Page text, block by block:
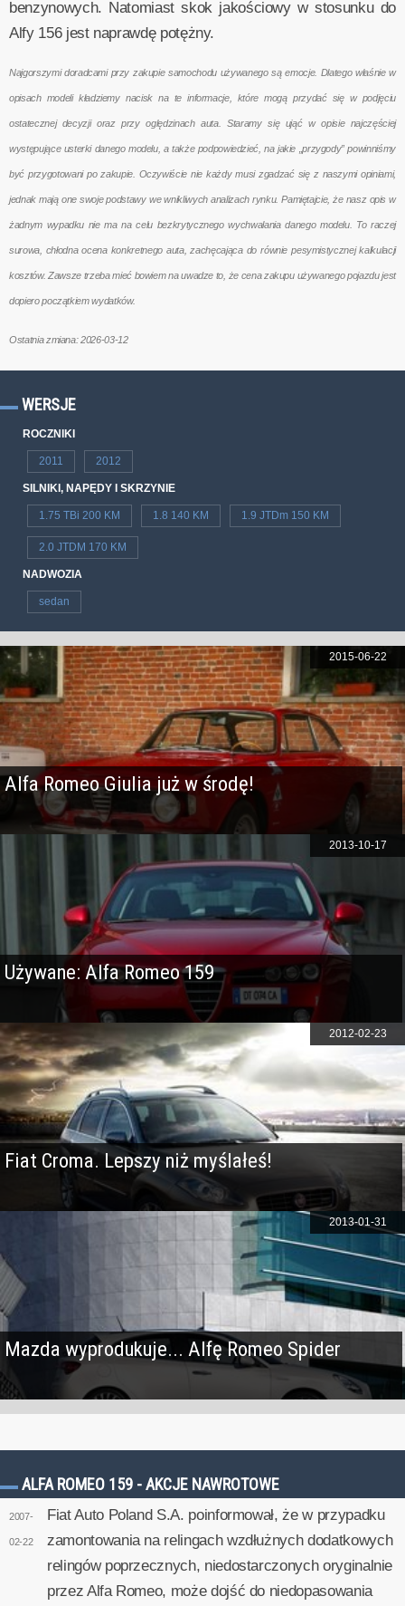
benzynowych. Natomiast skok jakościowy w stosunku do
Alfy 156 jest naprawdę potężny.
Najgorszymi doradcami przy zakupie samochodu używanego są emocje. Dlatego właśnie w
opisach modeli kładziemy nacisk na te informacje, które mogą przydać się w podjęciu
ostatecznej decyzji oraz przy oględzinach auta. Staramy się ująć w opisie najczęściej
występujące usterki danego modelu, a także podpowiedzieć, na jakie „przygody” powinniśmy
być przygotowani po zakupie. Oczywiście nie każdy musi zgadzać się z naszymi opiniami,
jednak mają one swoje podstawy we wnikliwych analizach rynku. Pamiętajcie, że nasz opis w
żadnym wypadku nie ma na celu bezkrytycznego wychwalania danego modelu. To raczej
surowa, chłodna ocena konkretnego auta, zachęcająca do równie pesymistycznej kalkulacji
kosztów. Zawsze trzeba mieć bowiem na uwadze to, że cena zakupu używanego pojazdu jest
dopiero początkiem wydatków.
Ostatnia zmiana: 2026-03-12
WERSJE
ROCZNIKI
2011 2012
SILNIKI, NAPĘDY I SKRZYNIE
1.75 TBi 200 KM 1.8 140 KM 1.9 JTDm 150 KM
2.0 JTDM 170 KM
NADWOZIA
sedan
Alfa Romeo Giulia już w środę!
2015-06-22
Używane: Alfa Romeo 159
2013-10-17
Fiat Croma. Lepszy niż myślałeś!
2012-02-23
Mazda wyprodukuje... Alfę Romeo Spider
2013-01-31
ALFA ROMEO 159 - AKCJE NAWROTOWE
2007-
02-22
Fiat Auto Poland S.A. poinformował, że w przypadku
zamontowania na relingach wzdłużnych dodatkowych
relingów poprzecznych, niedostarczonych oryginalnie
przez Alfa Romeo, może dojść do niedopasowania